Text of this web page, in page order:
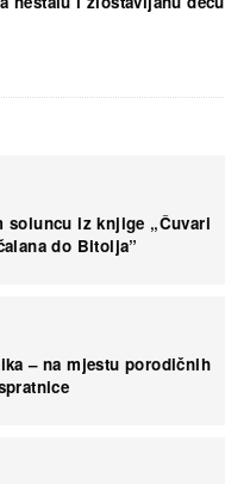
soluncu iz knjige „Čuvari
do Bitolja”
– na mjestu porodičnih